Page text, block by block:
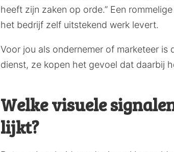
heeft zijn zaken op orde.” Een
het bedrijf zelf uitstekend werk levert.
Voor jou als ondernemer of marketeer
dienst, ze kopen het gevoel dat daarbij
Welke visuele
lijkt?